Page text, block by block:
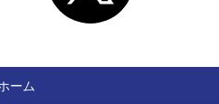
ーム